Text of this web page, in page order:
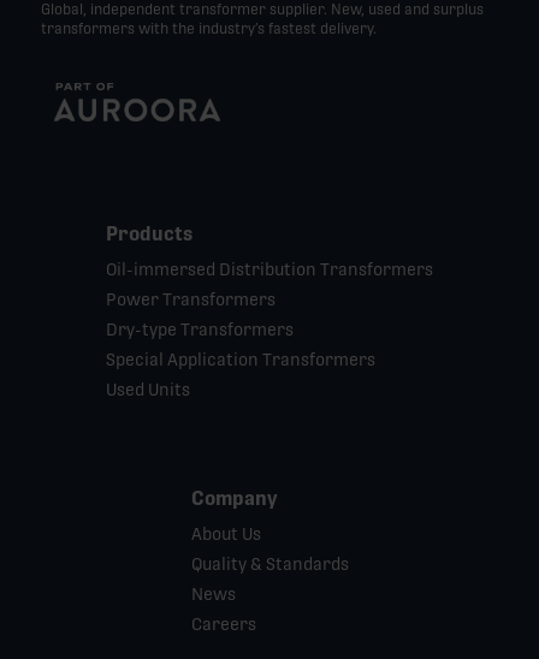
Global, independent transformer supplier. New, used and surplus
transformers with the industry’s fastest delivery.
Products
Oil-immersed Distribution Transformers
Power Transformers
Dry-type Transformers
Special Application Transformers
Used Units
Company
About Us
Quality & Standards
News
Careers